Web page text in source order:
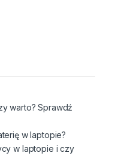
warto? Sprawdź
w laptopie?
w laptopie i czy